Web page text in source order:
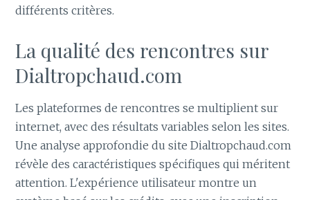
différents critères.
La qualité des rencontres sur
Dialtropchaud.com
Les plateformes de rencontres se multiplient sur
internet, avec des résultats variables selon les sites.
Une analyse approfondie du site Dialtropchaud.com
révèle des caractéristiques spécifiques qui méritent
attention. L'expérience utilisateur montre un